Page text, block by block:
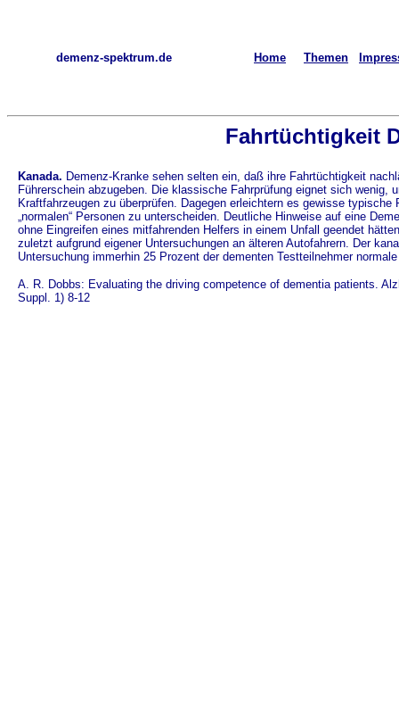
demenz-spektrum.de Home Themen
Fahrtüchtigkeit
Kanada. Demenz-Kranke sehen selten ein, daß ihre Fahrtüchtigkeit
Führerschein abzugeben. Die klassische Fahrprüfung eignet sich wenig,
Kraftfahrzeugen zu überprüfen. Dagegen erleichtern es gewisse
„normalen“ Personen zu unterscheiden. Deutliche Hinweise auf eine
ohne Eingreifen eines mitfahrenden Helfers in einem Unfall geendet
zuletzt aufgrund eigener Untersuchungen an älteren Autofahrern. Der
Untersuchung immerhin 25 Prozent der dementen Testteilnehmer
A. R. Dobbs: Evaluating the driving competence of dementia patients.
Suppl. 1) 8-12